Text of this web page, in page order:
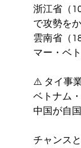
浙江省（
で攻勢を
雲南省（
マー・ベ
⚠️ タイ事
ベトナム
中国が自
チャンス